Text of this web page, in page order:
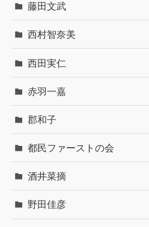
藤田文武
西村智奈美
西田実仁
赤羽一嘉
郡和子
都民ファーストの会
酒井菜摘
野田佳彦